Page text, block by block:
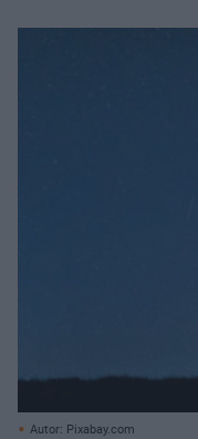
Autor: Pixabay.com